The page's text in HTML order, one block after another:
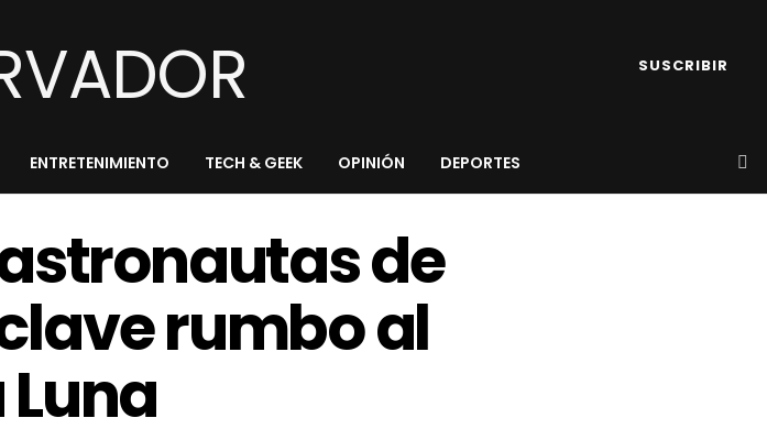
SUSCRIBIR
ENTRETENIMIENTO TECH & GEEK OPINIÓN DEPORTES
de
rumbo al